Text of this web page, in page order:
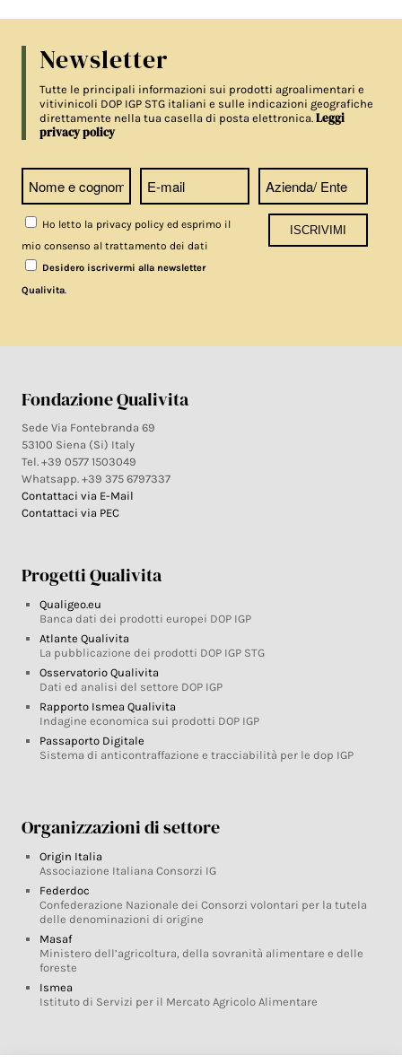
Newsletter
Tutte le principali informazioni sui prodotti agroalimentari e
vitivinicoli DOP IGP STG italiani e sulle indicazioni geografiche
direttamente nella tua casella di posta elettronica.Leggi
privacy policy
Ho letto la privacy policy ed esprimo il
mio consenso al trattamento dei dati
Desidero iscrivermi alla newsletter
Qualivita.
Fondazione Qualivita
Sede Via Fontebranda 69
53100 Siena (Si) Italy
Tel. +39 0577 1503049
Whatsapp. +39 375 6797337
Contattaci via E-Mail
Contattaci via PEC
Progetti Qualivita
Qualigeo.eu
Banca dati dei prodotti europei DOP IGP
Atlante Qualivita
La pubblicazione dei prodotti DOP IGP STG
Osservatorio Qualivita
Dati ed analisi del settore DOP IGP
Rapporto Ismea Qualivita
Indagine economica sui prodotti DOP IGP
Passaporto Digitale
Sistema di anticontraffazione e tracciabilità per le dop IGP
Organizzazioni di settore
Origin Italia
Associazione Italiana Consorzi IG
Federdoc
Confederazione Nazionale dei Consorzi volontari per la tutela
delle denominazioni di origine
Masaf
Ministero dell’agricoltura, della sovranità alimentare e delle
foreste
Ismea
Istituto di Servizi per il Mercato Agricolo Alimentare